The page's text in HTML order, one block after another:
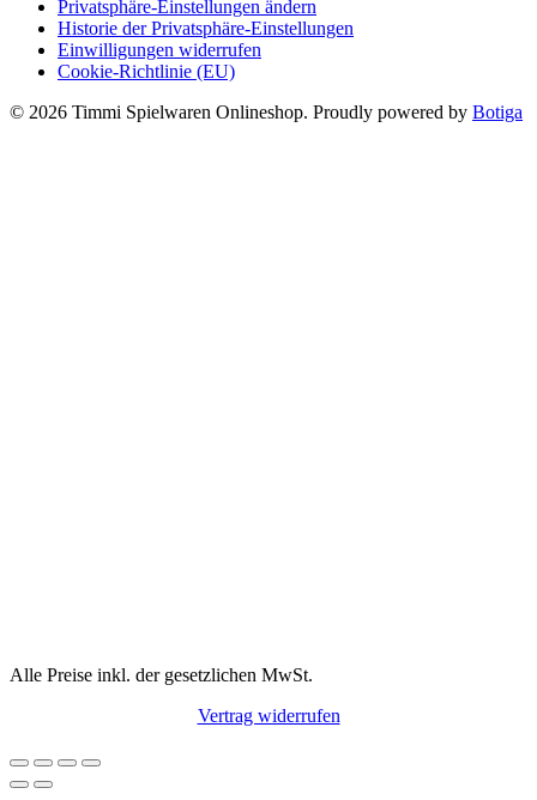
Privatsphäre-Einstellungen ändern
Historie der Privatsphäre-Einstellungen
Einwilligungen widerrufen
Cookie-Richtlinie (EU)
© 2026 Timmi Spielwaren Onlineshop. Proudly powered by Botiga
Alle Preise inkl. der gesetzlichen MwSt.
Vertrag widerrufen